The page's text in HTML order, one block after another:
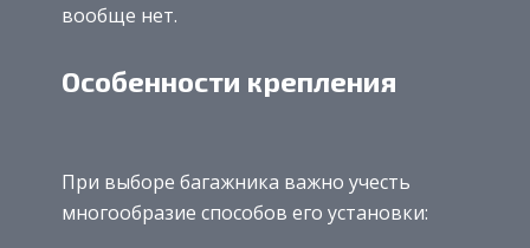
вообще нет.
Особенности крепления
При выборе багажника важно учесть
многообразие способов его установки: